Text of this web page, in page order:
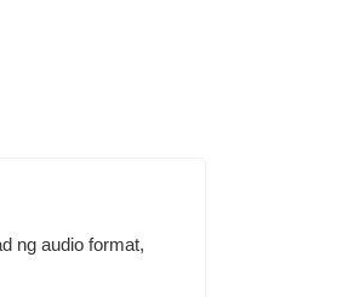
ng audio format,